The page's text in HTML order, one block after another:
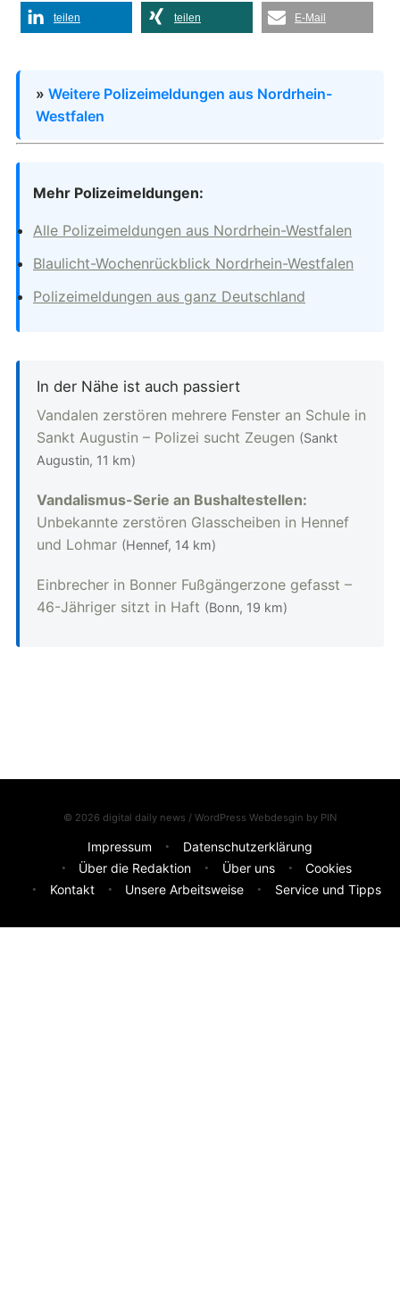
teilen teilen E-Mail
» Weitere Polizeimeldungen aus Nordrhein-
Westfalen
Mehr Polizeimeldungen:
Alle Polizeimeldungen aus Nordrhein-Westfalen
Blaulicht-Wochenrückblick Nordrhein-Westfalen
Polizeimeldungen aus ganz Deutschland
In der Nähe ist auch passiert
Vandalen zerstören mehrere Fenster an Schule in
Sankt Augustin – Polizei sucht Zeugen (Sankt
Augustin, 11 km)
Vandalismus-Serie an Bushaltestellen:
Unbekannte zerstören Glasscheiben in Hennef
und Lohmar (Hennef, 14 km)
Einbrecher in Bonner Fußgängerzone gefasst –
46-Jähriger sitzt in Haft (Bonn, 19 km)
© 2026 digital daily news / WordPress Webdesgin by PIN
Impressum
Datenschutzerklärung
Über die Redaktion
Über uns
Cookies
Kontakt
Unsere Arbeitsweise Service und Tipps